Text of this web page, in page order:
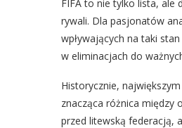
FIFA to nie tylko lista, ale
rywali. Dla pasjonatów
wpływających na taki
w eliminacjach do
Historycznie,
znacząca różnica między
przed litewską federacją,